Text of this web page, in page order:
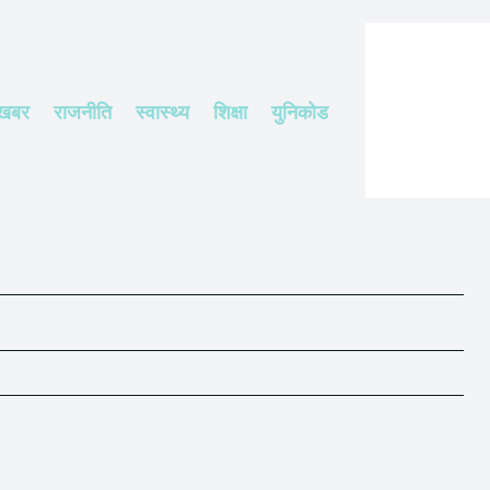
राजनीति स्वास्थ्य शिक्षा युनिकोड